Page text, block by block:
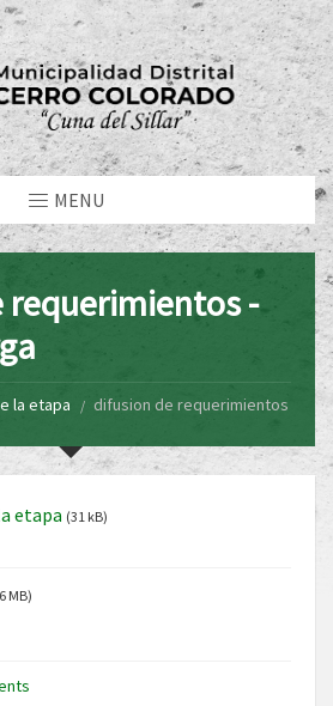
MENU
requerimientos -
la etapa
difusion de requerimientos
etapa (31 kB)
MB)